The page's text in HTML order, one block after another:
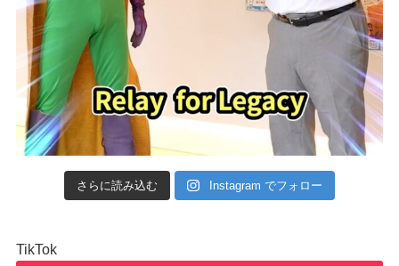
さらに読み込む Instagram でフォロー
TikTok